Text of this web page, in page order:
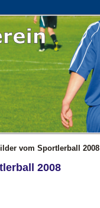
vom Sportlerball 2008
2008